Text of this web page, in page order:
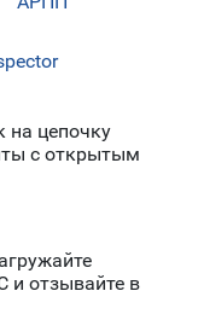
на цепочку
с открытым
и отзывайте в